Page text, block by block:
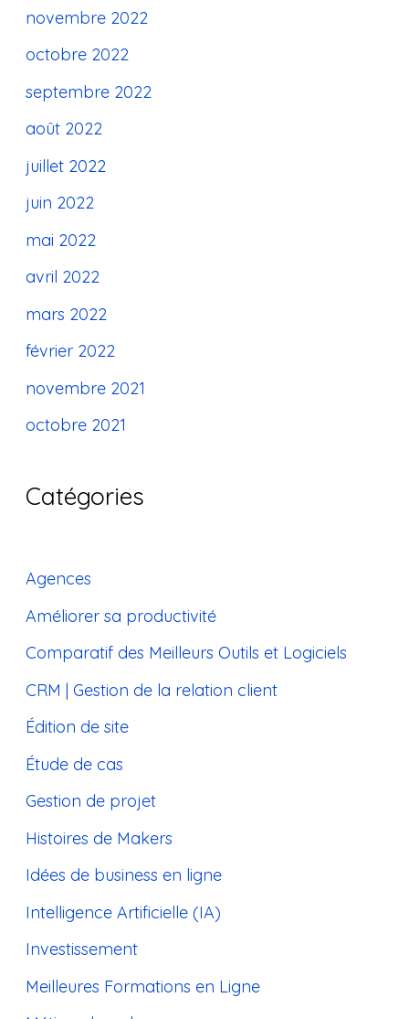
novembre 2022
octobre 2022
septembre 2022
août 2022
juillet 2022
juin 2022
mai 2022
avril 2022
mars 2022
février 2022
novembre 2021
octobre 2021
Catégories
Agences
Améliorer sa productivité
Comparatif des Meilleurs Outils et Logiciels
CRM | Gestion de la relation client
Édition de site
Étude de cas
Gestion de projet
Histoires de Makers
Idées de business en ligne
Intelligence Artificielle (IA)
Investissement
Meilleures Formations en Ligne